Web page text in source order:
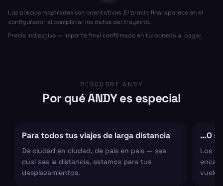
Los precios mostrados son orientativos. El precio final aparece en el
configurador al completar los datos del trayecto.
Precio indicativo — importe final confirmado en tu moneda al pagar.
DESCUBRE ANDY
Por qué ANDY es especial
Para todos tus viajes de larga distancia
De ciudad en ciudad, de país en país — sea
cual sea la distancia, estamos para tus
desplazamientos.
…O
Los
vuelo